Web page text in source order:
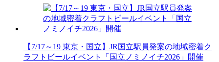
【7/17～19 東京・国立】JR国立駅員発案の地域密着ク
ラフトビールイベント「国立ノミノイチ2026」開催